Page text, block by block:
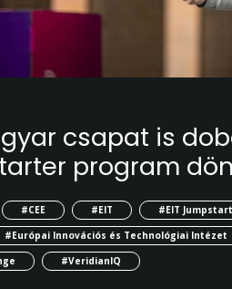
csapat is
program
#CEE #EIT #EIT
#Európai Innovációs és Technológiai Intézet
#VeridianIQ